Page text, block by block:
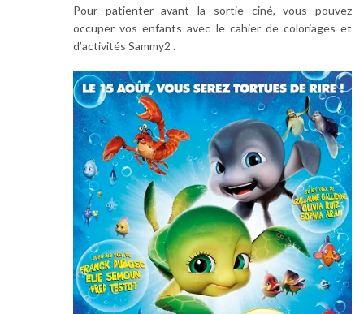
Pour patienter avant la sortie ciné, vous pouvez
occuper vos enfants avec le cahier de coloriages et
d’activités Sammy2 .